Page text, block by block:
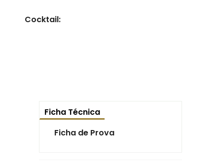
Cocktail:
Ficha Técnica
Ficha de Prova